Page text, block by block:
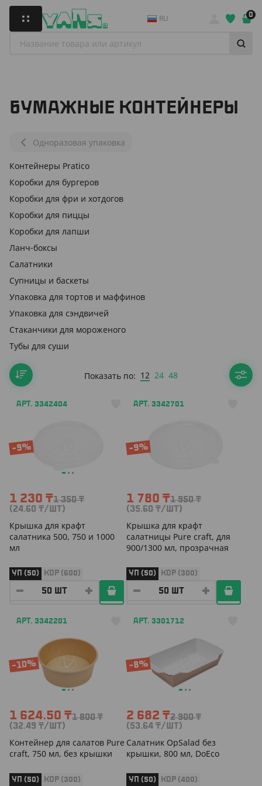
RU 0
БУМАЖНЫЕ КОНТЕЙНЕРЫ
Одноразовая упаковка
Контейнеры Pratico
Коробки для бургеров
Коробки для фри и хотдогов
Коробки для пиццы
Коробки для лапши
Ланч-боксы
Салатники
Супницы и баскеты
Упаковка для тортов и маффинов
Упаковка для сэндвичей
Стаканчики для мороженого
Тубы для суши
Показать по: 12 24 48
АРТ. 3342404
-9%
1 230 ₸1 350₸
(24.60 ₸/ШТ)
Крышка для крафт
салатника 500, 750 и 1000
мл
УП (50) КОР (600)
АРТ. 3342701
-9%
1 780 ₸1 950₸
(35.60 ₸/ШТ)
Крышка для крафт
салатницы Pure craft, для
900/1300 мл, прозрачная
УП (50) КОР (300)
АРТ. 3342201
-10%
1 624.50 ₸1 800₸
(32.49 ₸/ШТ)
Контейнер для салатов Pure
craft, 750 мл, без крышки
УП (50) КОР (300)
АРТ. 3301712
-8%
2 682 ₸2 900₸
(53.64 ₸/ШТ)
Салатник OpSalad без
крышки, 800 мл, DoEco
УП (50) КОР (400)